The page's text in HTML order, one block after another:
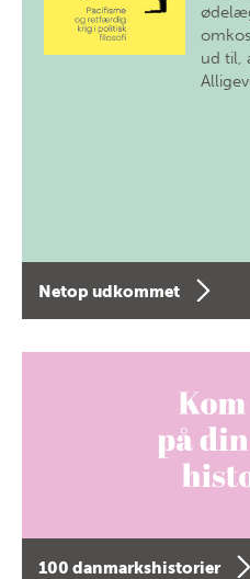
ud til,
Netop udkommet
100 danmarkshistorier